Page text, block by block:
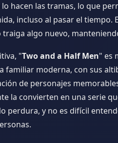
hacen las tramas, lo que
incluso al pasar el tiempo.
traiga algo nuevo,
"Two and a Half Men" es
familiar moderna, con sus
de personajes
la convierten en una serie
perdura, y no es difícil